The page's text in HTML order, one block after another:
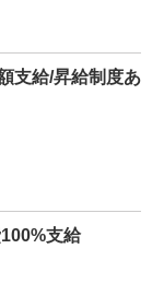
支給/昇給制度あ
支給